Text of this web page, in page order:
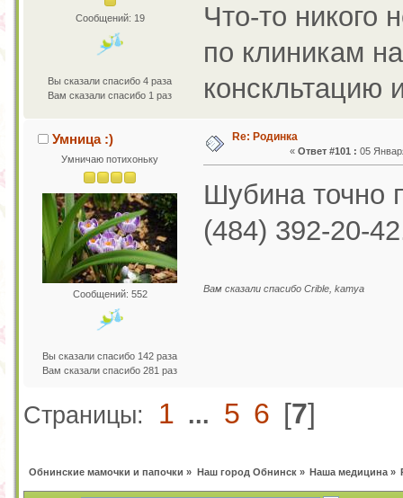
Сообщений: 19
Вы сказали спасибо 4 раза
Вам сказали спасибо 1 раз
Что-то никого
по клиникам
конскльтацию
Умница :)
Умничаю потихоньку
Сообщений: 552
Вы сказали спасибо 142 раза
Вам сказали спасибо 281 раз
Re: Родинка
« Ответ #101 : 05
Шубина точно
(484) 392-20-
Вам сказали спасибо Crible, kaтya
Страницы: 1 ... 5 6 [7]
Обнинские мамочки и папочки » Наш город Обнинск» Наша медицина»